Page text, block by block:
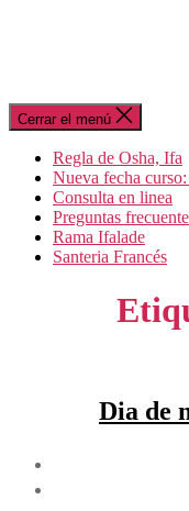
Cerrar el menú
Regla de Osha, Ifa
Nueva fecha
Consulta en linea
Preguntas
Rama Ifalade
Santeria Francés
Dia de